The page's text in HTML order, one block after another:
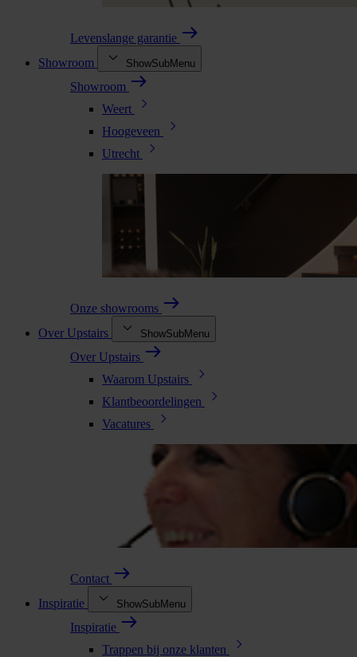
Levenslange garantie
Showroom
ShowSubMenu
Showroom
Weert
Hoogeveen
Utrecht
Onze showrooms
Over Upstairs
ShowSubMenu
Over Upstairs
Waarom Upstairs
Klantbeoordelingen
Vacatures
Contact
Inspiratie
ShowSubMenu
Inspiratie
Trappen bij onze klanten